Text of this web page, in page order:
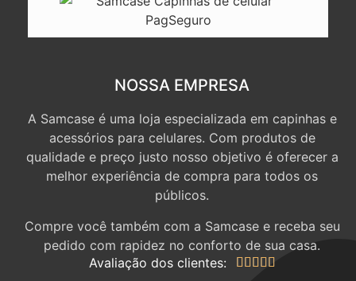
NOSSA EMPRESA
A Samcase é uma loja especializada em capinhas e
acessórios para celulares. Com produtos de
qualidade e preço justo nosso objetivo é oferecer a
melhor experiência de compra para todos os
públicos.
Compre você também com a Samcase e receba seu
pedido com rapidez no conforto de sua casa.
Avaliação dos clientes:
    